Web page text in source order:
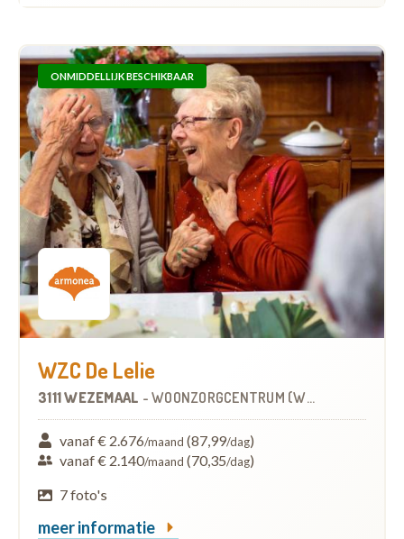
ONMIDDELLIJK BESCHIKBAAR
WZC De Lelie
3111 WEZEMAAL - WOONZORGCENTRUM (WZC)
vanaf € 2.676/maand (87,99/dag)
vanaf € 2.140/maand (70,35/dag)
7 foto's
meer informatie